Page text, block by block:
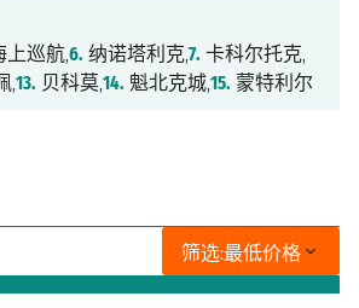
上巡航,6. 纳诺塔利克,7. 卡科尔托克,
,13. 贝科莫,14. 魁北克城,15. 蒙特利尔
筛选:最低价格